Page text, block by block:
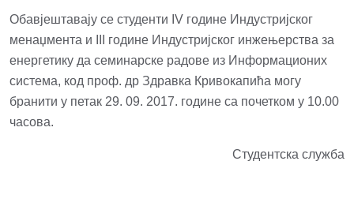
Обавјештавају се студенти IV године Индустријског
менаџмента и III године Индустријског инжењерства за
енергетику да семинарске радове из Информационих
система, код проф. др Здравка Кривокапића могу
бранити у петак 29. 09. 2017. године са почетком у 10.00
часова.
Студентска служба